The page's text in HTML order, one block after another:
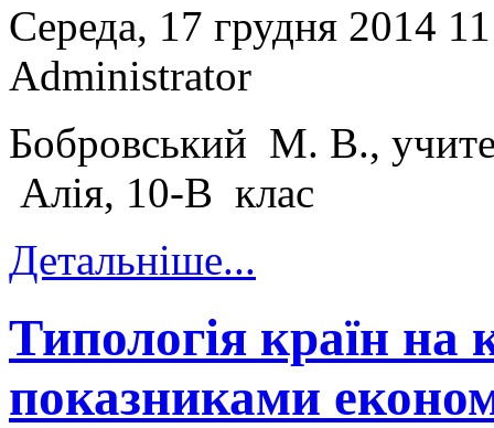
Середа, 17 грудня 2014
Administrator
Бобровський М. В.,
Алія, 10-В клас
Детальніше...
Типологія країн на
показниками